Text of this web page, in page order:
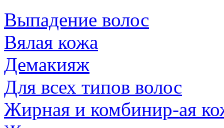
Выпадение волос
Вялая кожа
Демакияж
Для всех типов волос
Жирная и комбинир-ая